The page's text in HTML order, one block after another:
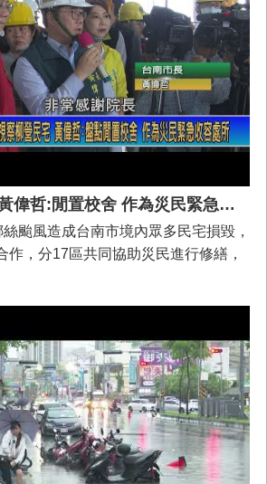
些溫暖關懷都讓人感動。
中央出手助災民 黃偉哲:閒置校舍 作為災民緊急收容處所
颱風造成台南市境內眾多民宅損毀，
作，分17區共同協助災民進行修繕，
民宅修繕，黃偉哲表達由衷感謝，此
不斷，市府已盤點廢校或停止招生學
改為災民暫時收容處所，在最短時間